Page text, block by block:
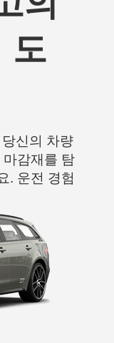
도
신의 차량
감재를 탐
. 운전 경험